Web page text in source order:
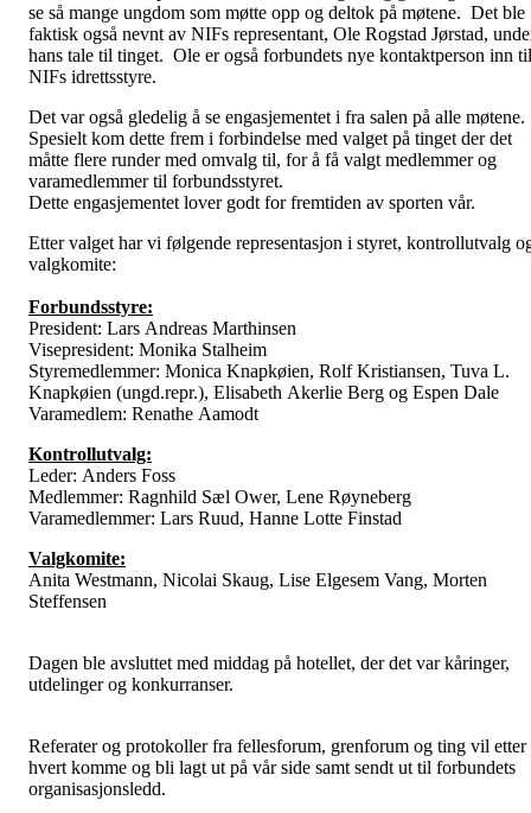
se så mange ungdom som møtte opp og deltok på møtene. Det ble
faktisk også nevnt av NIFs representant, Ole Rogstad Jørstad,
hans tale til tinget. Ole er også forbundets nye kontaktperson inn til
NIFs idrettsstyre.
Det var også gledelig å se engasjementet i fra salen på alle møtene.
Spesielt kom dette frem i forbindelse med valget på tinget der det
måtte flere runder med omvalg til, for å få valgt medlemmer og
varamedlemmer til forbundsstyret.
Dette engasjementet lover godt for fremtiden av sporten vår.
Etter valget har vi følgende representasjon i styret, kontrollutvalg
valgkomite:
Forbundsstyre:
President: Lars Andreas Marthinsen
Visepresident: Monika Stalheim
Styremedlemmer: Monica Knapkøien, Rolf Kristiansen, Tuva L.
Knapkøien (ungd.repr.), Elisabeth Akerlie Berg og Espen Dale
Varamedlem: Renathe Aamodt
Kontrollutvalg:
Leder: Anders Foss
Medlemmer: Ragnhild Sæl Ower, Lene Røyneberg
Varamedlemmer: Lars Ruud, Hanne Lotte Finstad
Valgkomite:
Anita Westmann, Nicolai Skaug, Lise Elgesem Vang, Morten
Steffensen
Dagen ble avsluttet med middag på hotellet, der det var kåringer,
utdelinger og konkurranser.
Referater og protokoller fra fellesforum, grenforum og ting vil etter
hvert komme og bli lagt ut på vår side samt sendt ut til forbundets
organisasjonsledd.